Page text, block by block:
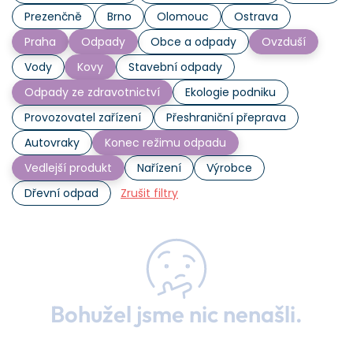
Prezenčně
Brno Olomouc
Ostrava
Praha
Odpady Obce a odpady
Ovzduší
Vody
Kovy
Stavební odpady
Odpady ze zdravotnictví
Ekologie podniku
Provozovatel zařízení
Přeshraniční přeprava
Autovraky
Konec režimu odpadu
Vedlejší produkt
Nařízení
Výrobce
Dřevní odpad
Zrušit filtry
Bohužel jsme nic nenašli.